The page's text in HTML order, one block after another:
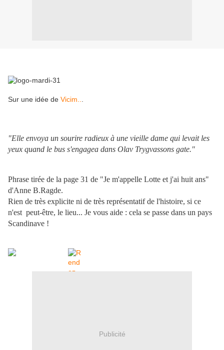
Sur une idée de Vicim..
"Elle envoya un sourire radieux à une vieille dame qui levait les
yeux quand le bus s'engagea dans Olav Trygvassons gate."
Phrase tirée de la page 31 de "Je m'appelle Lotte et j'ai huit ans"
d'Anne B.Ragde.
Rien de très explicite ni de très représentatif de l'histoire, si ce
n'est peut-être, le lieu... Je vous aide : cela se passe dans un pays
Scandinave !
Publicité